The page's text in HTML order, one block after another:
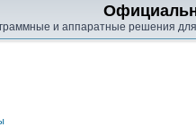
и аппаратные решения